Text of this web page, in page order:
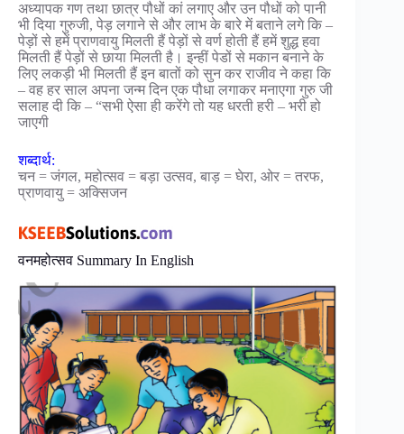
अध्यापक गण तथा छात्र पौधों कां लगाए और उन पौधों को पानी
भी दिया गुरुजी, पेड़ लगाने से और लाभ के बारे में बताने लगे कि –
पेड़ों से हमें प्राणवायु मिलती हैं पेड़ों से वर्ण होती हैं हमें शुद्ध हवा
मिलती हैं पेड़ों से छाया मिलती है। इन्हीं पेडों से मकान बनाने के
लिए लकड़ी भी मिलती हैं इन बातों को सुन कर राजीव ने कहा कि
– वह हर साल अपना जन्म दिन एक पौधा लगाकर मनाएगा गुरु जी
सलाह दी कि – “सभी ऐसा ही करेंगे तो यह धरती हरी – भरी हो
जाएगी
शब्दार्थ:
चन = जंगल, महोत्सव = बड़ा उत्सव, बाड़ = घेरा, ओर = तरफ,
प्राणवायु = अक्सिजन
वनमहोत्सव Summary In English